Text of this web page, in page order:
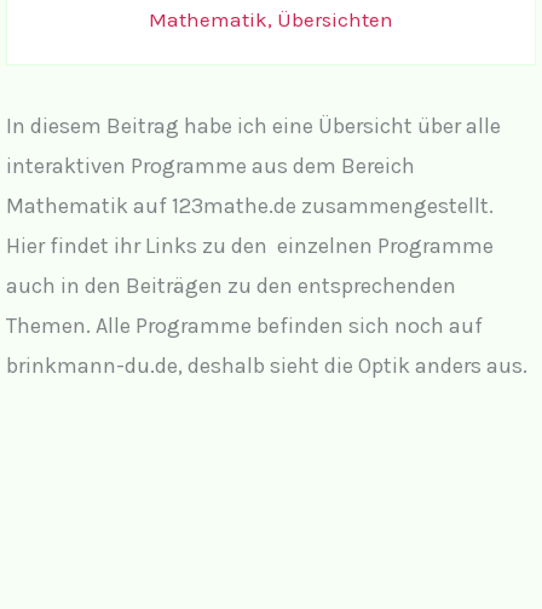
Mathematik, Übersichten
In diesem Beitrag habe ich eine Übersicht über alle
interaktiven Programme aus dem Bereich
Mathematik auf 123mathe.de zusammengestellt.
Hier findet ihr Links zu den einzelnen Programme
auch in den Beiträgen zu den entsprechenden
Themen. Alle Programme befinden sich noch auf
brinkmann-du.de, deshalb sieht die Optik anders aus.